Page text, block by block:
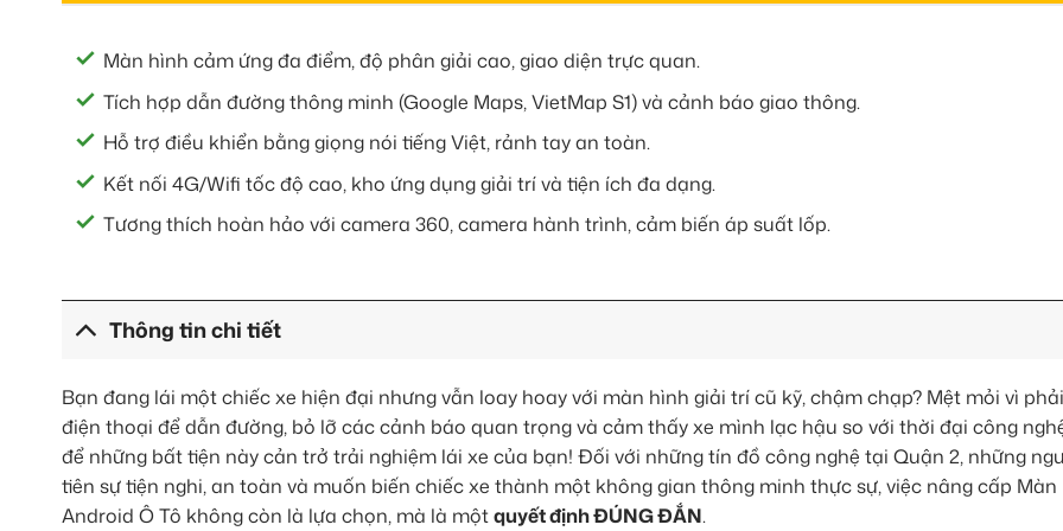
Màn hình cảm ứng đa điểm, độ phân giải cao, giao diện trực quan.
Tích hợp dẫn đường thông minh (Google Maps, VietMap S1) và cảnh báo giao thông.
Hỗ trợ điều khiển bằng giọng nói tiếng Việt, rảnh tay an toàn.
Kết nối 4G/Wifi tốc độ cao, kho ứng dụng giải trí và tiện ích đa dạng.
Tương thích hoàn hảo với camera 360, camera hành trình, cảm biến áp suất lốp.
Thông tin chi tiết
Bạn đang lái một chiếc xe hiện đại nhưng vẫn loay hoay với màn hình giải trí cũ kỹ, chậm chạp? Mệt mỏi vì
điện thoại để dẫn đường, bỏ lỡ các cảnh báo quan trọng và cảm thấy xe mình lạc hậu so với thời đại công
để những bất tiện này cản trở trải nghiệm lái xe của bạn! Đối với những tín đồ công nghệ tại Quận 2, những
tiên sự tiện nghi, an toàn và muốn biến chiếc xe thành một không gian thông minh thực sự, việc nâng cấp Màn
Android Ô Tô không còn là lựa chọn, mà là mộtquyết định ĐÚNG ĐẮN.